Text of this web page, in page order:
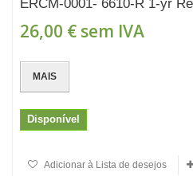
ERCM-0001- 6610-R 1-yr
26,00 € sem IVA
MAIS
Disponível
Adicionar à Lista de desejos